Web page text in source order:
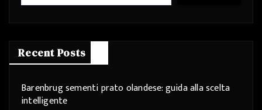
Recent Posts
Barenbrug sementi prato olandese: guida alla scelta
intelligente